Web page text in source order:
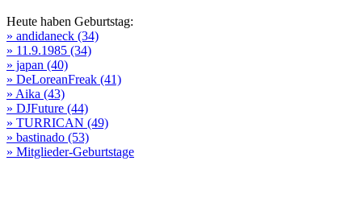
Heute haben Geburtstag:
» andidaneck (34)
» 11.9.1985 (34)
» japan (40)
» DeLoreanFreak (41)
» Aika (43)
» DJFuture (44)
» TURRICAN (49)
» bastinado (53)
» Mitglieder-Geburtstage